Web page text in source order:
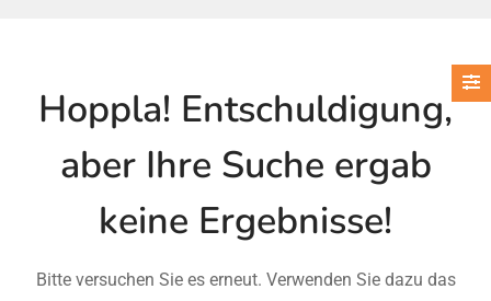
Hoppla! Entschuldigung,
aber Ihre Suche ergab
keine Ergebnisse!
Bitte versuchen Sie es erneut. Verwenden Sie dazu das